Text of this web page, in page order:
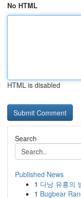
No HTML
HTML is disabled
Search
Published News
1 다낭 유흥의
1 Bugbear